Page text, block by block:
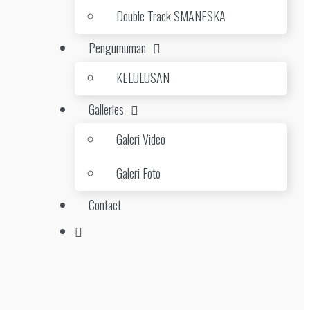
Double Track SMANESKA
Pengumuman
KELULUSAN
Galleries
Galeri Video
Galeri Foto
Contact